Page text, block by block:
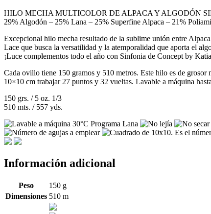
HILO MECHA MULTICOLOR DE ALPACA Y ALGODÓN
29% Algodón – 25% Lana – 25% Superfine Alpaca – 21%
Excepcional hilo mecha resultado de la sublime unión entre
Lace que busca la versatilidad y la atemporalidad que aporta el
¡Luce complementos todo el año con Sinfonia de Concept by
Cada ovillo tiene 150 gramos y 510 metros. Este hilo es de
10×10 cm trabajar 27 puntos y 32 vueltas. Lavable a máquina
150 grs. / 5 oz. 1/3
510 mts. / 557 yds.
Información adicional
Peso
150 g
Dimensiones 510 m